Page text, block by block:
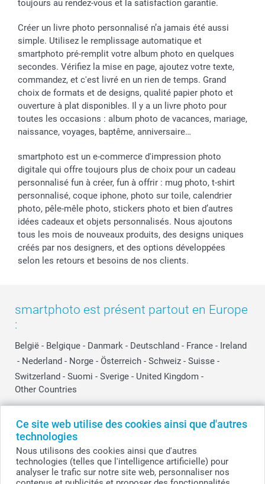
Ce site web utilise des cookies ainsi que d'autres
technologies
Nous utilisons des cookies ainsi que d'autres
technologies (telles que l'intelligence artificielle) pour
analyser le trafic sur notre site web, personnaliser nos
toujours au rendez-vous et la satisfaction garantie.
Créer un livre photo personnalisé n’a jamais été aussi
simple. Utilisez le remplissage automatique et
smartphoto pré-remplit votre album photo en quelques
secondes. Vérifiez la mise en page, ajoutez votre texte,
commandez, et c'est livré en un rien de temps. Grand
choix de formats et de designs, qualité papier photo et
ouverture à plat disponibles. Il y a un livre photo pour
toutes les occasions : album photo de vacances, mariage,
naissance, voyages, baptême, anniversaire…
smartphoto est un e-commerce d'impression photo
digitale qui offre toujours plus de choix pour un cadeau
personnalisé fun à créer, fun à offrir : mug photo, t-shirt
personnalisé, coque iphone, photo sur toile, calendrier
photo, pêle-mêle photo, stickers photo et bien d’autres
idées cadeaux et objets personnalisés. Nous ajoutons
tous les mois de nouveaux produits, des designs uniques
créés par nos designers, et des options développées
selon les retours et besoins de nos clients.
smartphoto est présent partout en Europe
:
België - Belgique - Danmark - Deutschland - France - Ireland
- Nederland - Norge - Österreich - Schweiz - Suisse -
Switzerland - Suomi - Sverige - United Kingdom -
Other Countries
© smartphoto group. Tous droits réservés
Tous les prix sont en EURO (€), TVA incluse et hors frais de port.